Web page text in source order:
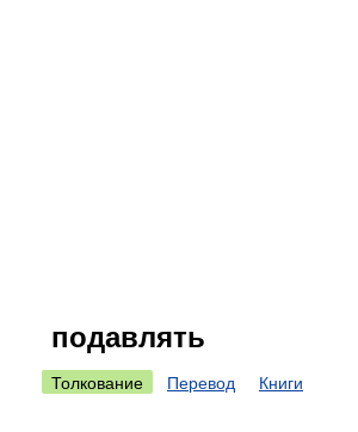
подавлять
Толкование Перевод Книги